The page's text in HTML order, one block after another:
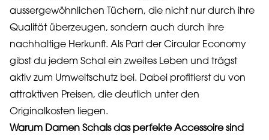
aussergewöhnlichen Tüchern, die nicht nur durch ihre
Qualität überzeugen, sondern auch durch ihre
nachhaltige Herkunft. Als Part der Circular Economy
gibst du jedem Schal ein zweites Leben und trägst
aktiv zum Umweltschutz bei. Dabei profitierst du von
attraktiven Preisen, die deutlich unter den
Originalkosten liegen.
Warum Damen Schals das perfekte Accessoire sind